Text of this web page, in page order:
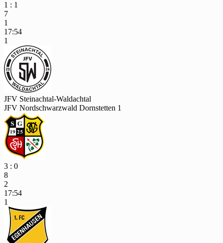
1 : 1
7
1
17:54
1
JFV Steinachtal-Waldachtal
JFV Nordschwarzwald Dornstetten 1
3 : 0
8
2
17:54
1